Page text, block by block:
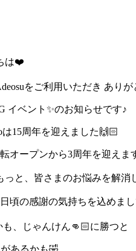
は❤️
をご利用いただき あり
イベント✨のお知らせです♪
15周年を迎えました🙌🏻
オープンから3周年を迎え
っと、皆さまのお悩みを解
頃の感謝の気持ちを込めま
も、じゃんけん👊🏻に勝つと
があるかも🤣